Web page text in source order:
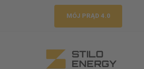
MÓJ PRĄD 4.0